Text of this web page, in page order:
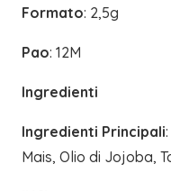
Formato: 2,5g
Pao: 12M
Ingredienti
Ingredienti Principali
Mais, Olio di Jojoba,